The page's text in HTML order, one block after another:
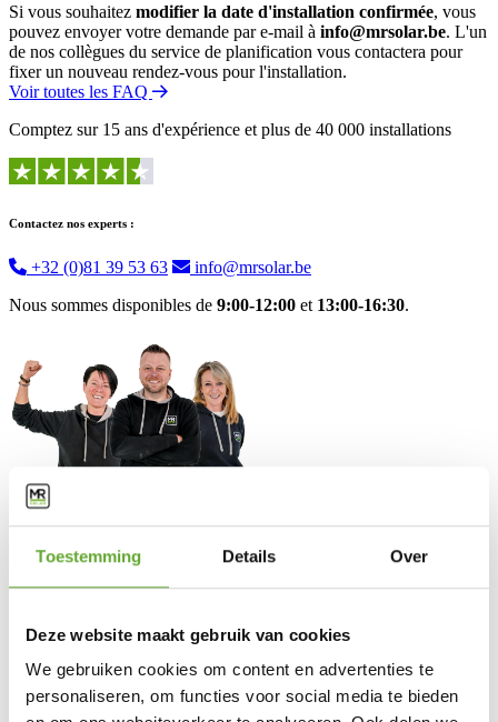
Toestemming Details Over
Deze website maakt gebruik van cookies
We gebruiken cookies om content en advertenties te
personaliseren, om functies voor social media te bieden
Si vous souhaitez modifier la date d'installation confirmée, vous
pouvez envoyer votre demande par e-mail à info@mrsolar.be. L'un
de nos collègues du service de planification vous contactera pour
fixer un nouveau rendez-vous pour l'installation.
Voir toutes les FAQ
Comptez sur 15 ans d'expérience et plus de 40 000 installations
Contactez nos experts :
+32 (0)81 39 53 63
info@mrsolar.be
Nous sommes disponibles de 9:00-12:00 et 13:00-16:30.
Panneaux solaires industriels
Energy Management System
Service client